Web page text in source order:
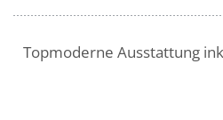
Topmoderne Ausstattung